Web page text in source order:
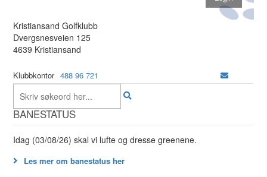
Kristiansand Golfklubb
Dvergsnesveien 125
4639 Kristiansand
Klubbkontor 488 96 721
BANESTATUS
Idag (03/08/26) skal vi lufte og dresse greenene.
Les mer om banestatus her